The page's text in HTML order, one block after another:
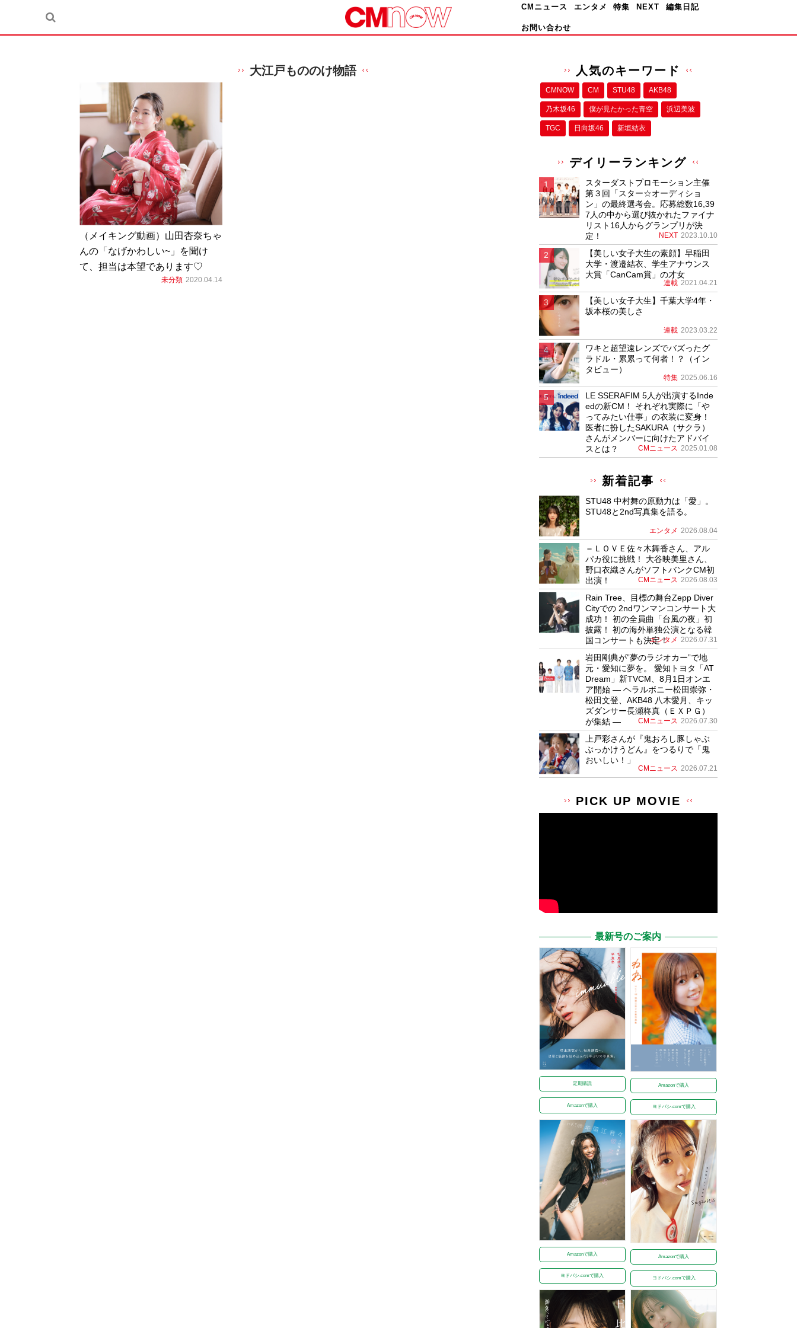
CMニュース エンタメ 特集 NEXT 編集日記
お問い合わせ
大江戸もののけ物語
（メイキング動画）山田杏奈ちゃ
んの「なげかわしい~」を聞け
て、担当は本望であります♡
未分類 2020.04.14
人気のキーワード
CMNOW CM STU48 AKB48
乃木坂46 僕が⾒たかった⻘空 浜辺美波
TGC 日向坂46 新垣結衣
デイリーランキング
スターダストプロモーション主催
第３回「スター☆オーディショ
ン」の最終選考会。応募総数16,39
7人の中から選び抜かれたファイナ
リスト16人からグランプリが決
定！
NEXT 2023.10.10
【美しい女子大生の素顔】早稲田
大学・渡邉結衣、学生アナウンス
大賞「CanCam賞」の才女
連載 2021.04.21
【美しい女子大生】千葉大学4年・
坂本桜の美しさ
連載 2023.03.22
ワキと超望遠レンズでバズったグ
ラドル・累累って何者！？（イン
タビュー）
特集 2025.06.16
LE SSERAFIM 5人が出演するInde
edの新CM！ それぞれ実際に「や
ってみたい仕事」の衣装に変身！
医者に扮したSAKURA（サクラ）
さんがメンバーに向けたアドバイ
スとは？
CMニュース 2025.01.08
新着記事
STU48 中村舞の原動力は「愛」。
STU48と2nd写真集を語る。
エンタメ 2026.08.04
＝ＬＯＶＥ佐々木舞香さん、アル
パカ役に挑戦！ 大谷映美里さん、
野口衣織さんがソフトバンクCM初
出演！
CMニュース 2026.08.03
Rain Tree、目標の舞台Zepp Diver
Cityでの 2ndワンマンコンサート大
成功！ 初の全員曲「台風の夜」初
披露！ 初の海外単独公演となる韓
国コンサートも決定！
エンタメ 2026.07.31
岩田剛典が”夢のラジオカー”で地
元・愛知に夢を。 愛知トヨタ「AT
Dream」新TVCM、8月1日オンエ
ア開始 ― ヘラルボニー松田崇弥・
松田文登、AKB48 八木愛月、キッ
ズダンサー長瀬柊真（ＥＸＰＧ）
が集結 ―
CMニュース 2026.07.30
上戸彩さんが『鬼おろし豚しゃぶ
ぶっかけうどん』をつるりで「鬼
おいしい！」
CMニュース 2026.07.21
PICK UP MOVIE
最新号のご案内
定期購読
Amazonで購入
Amazonで購入
ヨドバシ.comで購入
Amazonで購入
ヨドバシ.comで購入
Amazonで購入
ヨドバシ.comで購入